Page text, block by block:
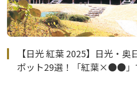
【日光 紅葉 2025】日光・
ポット29選！「紅葉×●●」